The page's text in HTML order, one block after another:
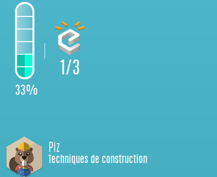
33%
1/3
Piz
Techniques de construction